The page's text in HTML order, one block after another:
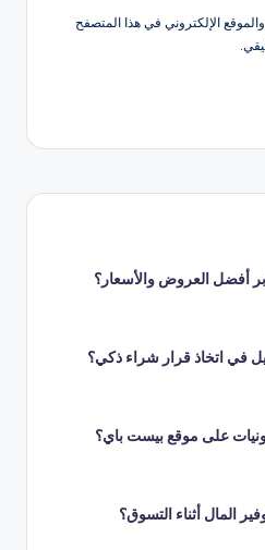
الإلكتروني في هذا المتصفح
أفضل العروض والأسعار؟
في اتخاذ قرار شراء ذكي؟
على موقع بيست باي؟
المال أثناء التسوق؟